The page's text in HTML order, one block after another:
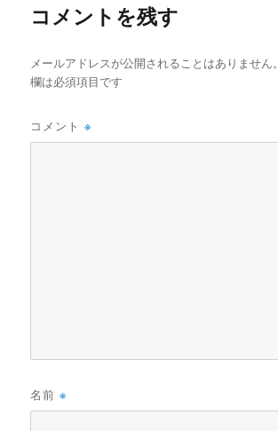
コメントを残す
メールアドレスが公開されることはありません。
欄は必須項目です
コメント※
名前※